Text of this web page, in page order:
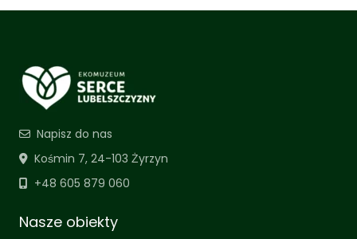
Napisz do nas
Kośmin 7, 24-103 Żyrzyn
+48 605 879 060
Nasze obiekty